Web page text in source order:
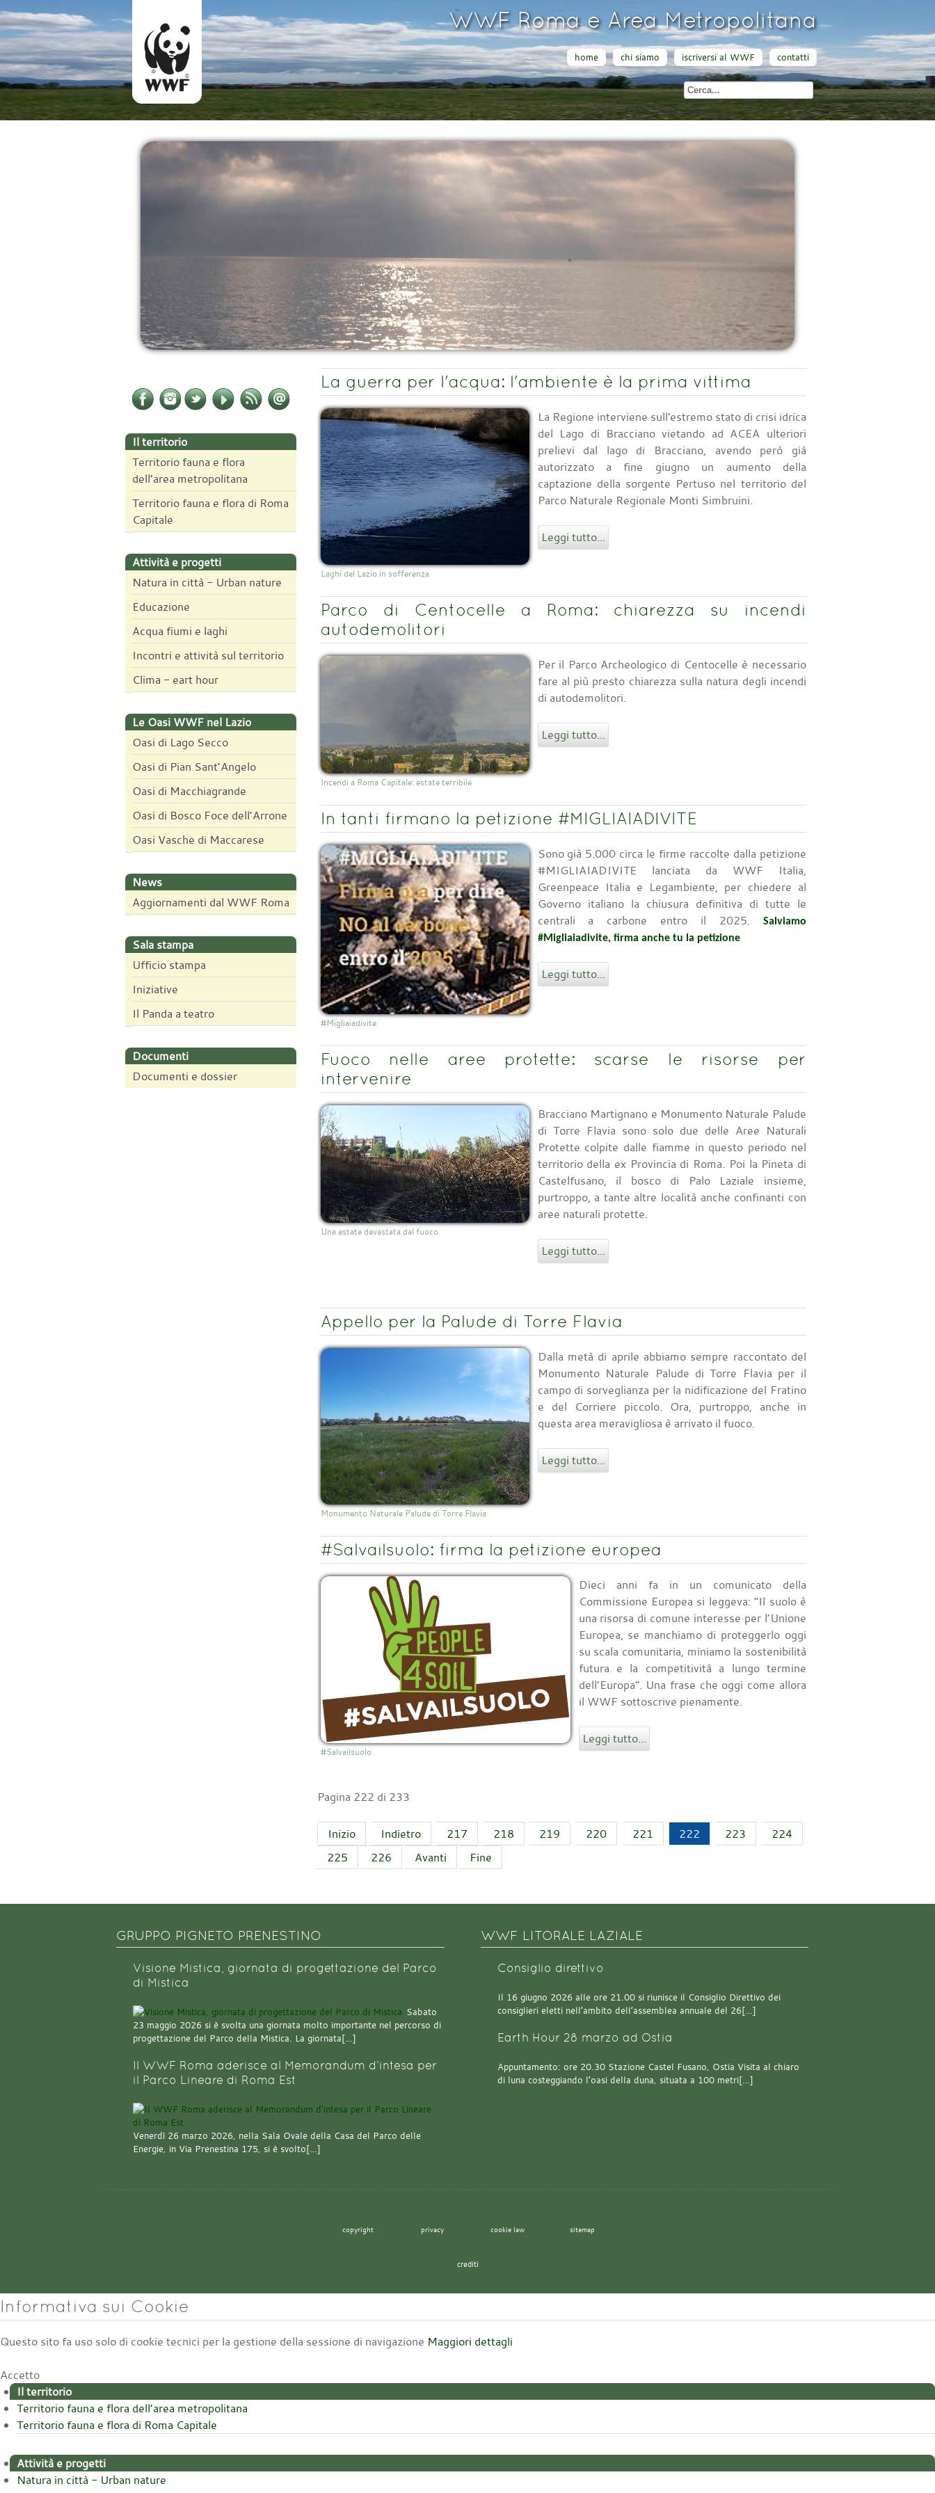
WWF Roma e Area Metropolitana
home chi siamo iscriversi al WWF contatti
Il territorio
Territorio fauna e flora
dell’area metropolitana
Territorio fauna e flora di Roma
Capitale
Attività e progetti
Natura in città - Urban nature
Educazione
Acqua fiumi e laghi
Incontri e attività sul territorio
Clima - eart hour
Le Oasi WWF nel Lazio
Oasi di Lago Secco
Oasi di Pian Sant’Angelo
Oasi di Macchiagrande
Oasi di Bosco Foce dell’Arrone
Oasi Vasche di Maccarese
News
Aggiornamenti dal WWF Roma
Sala stampa
Ufficio stampa
Iniziative
Il Panda a teatro
Documenti
Documenti e dossier
La guerra per l'acqua: l'ambiente è la prima vittima
Laghi del Lazio in sofferenza
La Regione interviene sull'estremo stato di crisi idrica
del Lago di Bracciano vietando ad ACEA ulteriori
prelievi dal lago di Bracciano, avendo però già
autorizzato a fine giugno un aumento della
captazione della sorgente Pertuso nel territorio del
Parco Naturale Regionale Monti Simbruini.
Leggi tutto...
Parco di Centocelle a Roma: chiarezza su incendi
autodemolitori
Incendi a Roma Capitale: estate terribile
Per il Parco Archeologico di Centocelle è necessario
fare al più presto chiarezza sulla natura degli incendi
di autodemolitori.
Leggi tutto...
In tanti firmano la petizione #MIGLIAIADIVITE
#Migliaiadivite
Sono già 5.000 circa le firme raccolte dalla petizione
#MIGLIAIADIVITE lanciata da WWF Italia,
Greenpeace Italia e Legambiente, per chiedere al
Governo italiano la chiusura definitiva di tutte le
centrali a carbone entro il 2025.
Salviamo
#Migliaiadivite, firma anche tu la petizione
Leggi tutto...
Fuoco nelle aree protette: scarse le risorse per
intervenire
Una estate devastata dal fuoco
Bracciano Martignano e Monumento Naturale Palude
di Torre Flavia sono solo due delle Aree Naturali
Protette colpite dalle fiamme in questo periodo nel
territorio della ex Provincia di Roma. Poi la Pineta di
Castelfusano, il bosco di Palo Laziale insieme,
purtroppo, a tante altre località anche confinanti con
aree naturali protette.
Leggi tutto...
Appello per la Palude di Torre Flavia
Monumento Naturale Palude di Torre Flavia
Dalla metà di aprile abbiamo sempre raccontato del
Monumento Naturale Palude di Torre Flavia per il
campo di sorveglianza per la nidificazione del Fratino
e del Corriere piccolo. Ora, purtroppo, anche in
questa area meravigliosa è arrivato il fuoco.
Leggi tutto...
#Salvailsuolo: firma la petizione europea
#Salvailsuolo
Dieci anni fa in un comunicato della
Commissione Europea si leggeva: “Il suolo è
una risorsa di comune interesse per l’Unione
Europea, se manchiamo di proteggerlo oggi
su scala comunitaria, miniamo la sostenibilità
futura e la competitività a lungo termine
dell’Europa”. Una frase che oggi come allora
il WWF sottoscrive pienamente.
Leggi tutto...
Pagina 222 di 233
Inizio Indietro 217 218 219 220 221 222 223
224
225
226 Avanti Fine
GRUPPO PIGNETO PRENESTINO
Visione Mistica, giornata di progettazione del Parco
di Mistica
Sabato
23 maggio 2026 si è svolta una giornata molto importante nel percorso di
progettazione del Parco della Mistica. La giornata[…]
Il WWF Roma aderisce al Memorandum d’intesa per
il Parco Lineare di Roma Est
Venerdì 26 marzo 2026, nella Sala Ovale della Casa del Parco delle
Energie, in Via Prenestina 175, si è svolto[…]
WWF LITORALE LAZIALE
Consiglio direttivo
Il 16 giugno 2026 alle ore 21.00 si riunisce il Consiglio Direttivo dei
consiglieri eletti nell’ambito dell’assemblea annuale del 26[…]
Earth Hour 28 marzo ad Ostia
Appuntamento: ore 20.30 Stazione Castel Fusano, Ostia Visita al chiaro
di luna costeggiando l’oasi della duna, situata a 100 metri[…]
copyright privacy cookie law sitemap
crediti
Informativa sui Cookie
Questo sito fa uso solo di cookie tecnici per la gestione della sessione di navigazione Maggiori dettagli
Accetto
Il territorio
Territorio fauna e flora dell’area metropolitana
Territorio fauna e flora di Roma Capitale
Attività e progetti
Natura in città - Urban nature